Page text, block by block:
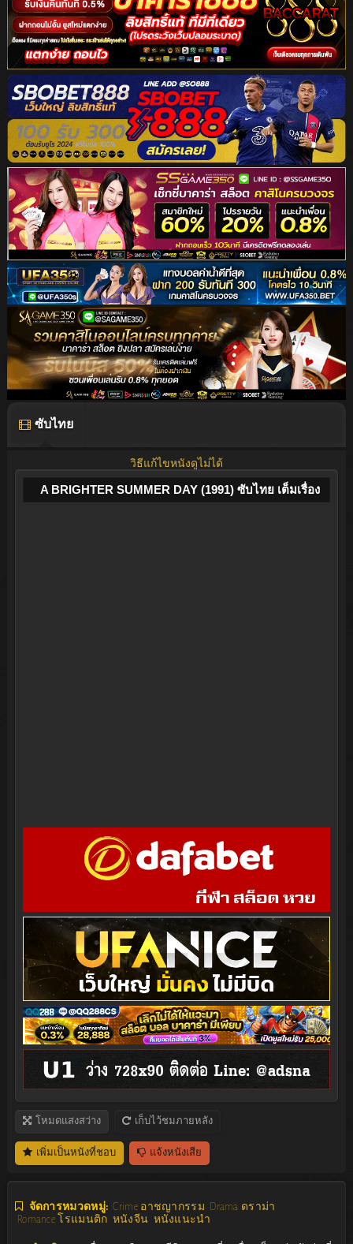
ซับไทย
วิธีแก้ไขหนังดูไม่ได้
A BRIGHTER SUMMER DAY (1991) ซับไทย เต็มเรื่อง
โหมดแสงสว่าง เก็บไว้ชมภายหลัง
เพิ่มเป็นหนังที่ชอบ แจ้งหนังเสีย
จัดการหมวดหมู่: Crime อาชญากรรม
Drama ดราม่า
Romance โรแมนติก หนังจีน หนังแนะนำ